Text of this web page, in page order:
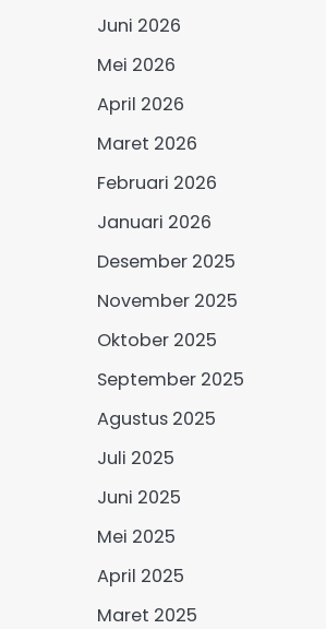
Juni 2026
Mei 2026
April 2026
Maret 2026
Februari 2026
Januari 2026
Desember 2025
November 2025
Oktober 2025
September 2025
Agustus 2025
Juli 2025
Juni 2025
Mei 2025
April 2025
Maret 2025